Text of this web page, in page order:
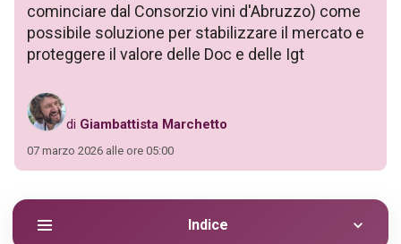
cominciare dal Consorzio vini d'Abruzzo) come
possibile soluzione per stabilizzare il mercato e
proteggere il valore delle Doc e delle Igt
di Giambattista Marchetto
07 marzo 2026 alle ore 05:00
Indice